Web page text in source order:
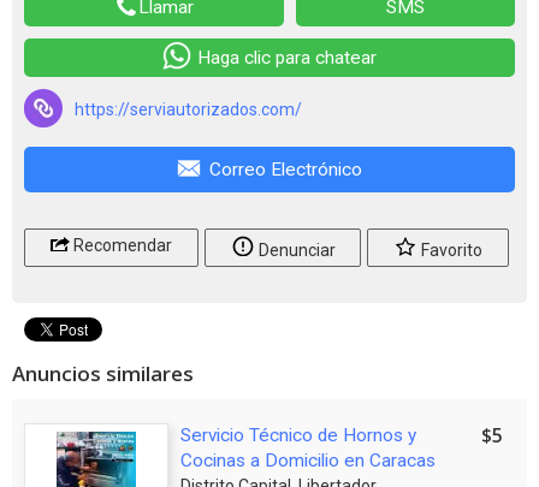
Llamar SMS
Haga clic para chatear
https://serviautorizados.com/
Correo Electrónico
Recomendar Denunciar Favorito
Anuncios similares
Servicio Técnico de Hornos y
Cocinas a Domicilio en Caracas
$5